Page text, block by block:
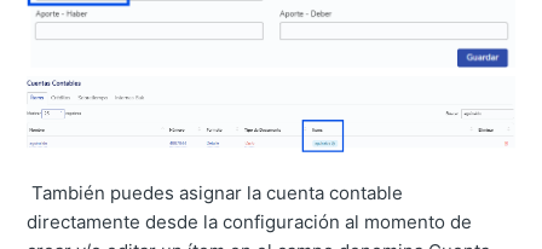
También puedes asignar la cuenta contable
directamente desde la configuración al momento de